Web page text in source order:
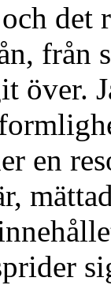
det
från
över.
en